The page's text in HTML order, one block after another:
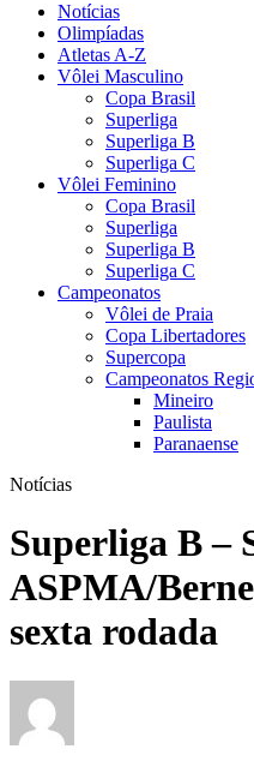
Notícias
Olimpíadas
Atletas A-Z
Vôlei Masculino
Copa Brasil
Superliga
Superliga B
Superliga C
Vôlei Feminino
Copa Brasil
Superliga
Superliga B
Superliga C
Campeonatos
Vôlei de Praia
Copa Libertadores
Supercopa
Campeonatos
Mineiro
Paulista
Paranaense
Notícias
Superliga B –
ASPMA/
sexta rodada